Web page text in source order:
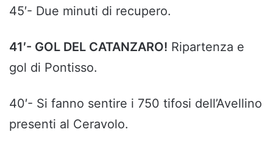
45′- Due minuti di recupero.
41′- GOL DEL CATANZARO! Ripartenza e
gol di Pontisso.
40′- Si fanno sentire i 750 tifosi dell’Avellino
presenti al Ceravolo.